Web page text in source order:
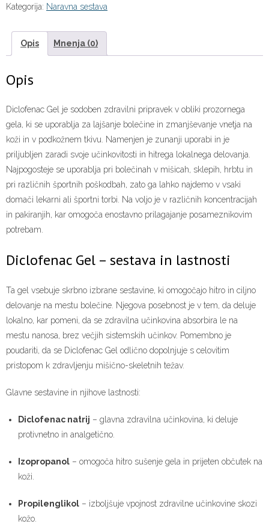
Kategorija: Naravna sestava
Opis Mnenja (0)
Opis
Diclofenac Gel je sodoben zdravilni pripravek v obliki prozornega
gela, ki se uporablja za lajšanje bolečine in zmanjševanje vnetja na
koži in v podkožnem tkivu. Namenjen je zunanji uporabi in je
priljubljen zaradi svoje učinkovitosti in hitrega lokalnega delovanja.
Najpogosteje se uporablja pri bolečinah v mišicah, sklepih, hrbtu in
pri različnih športnih poškodbah, zato ga lahko najdemo v vsaki
domači lekarni ali športni torbi. Na voljo je v različnih koncentracijah
in pakiranjih, kar omogoča enostavno prilagajanje posameznikovim
potrebam.
Diclofenac Gel – sestava in lastnosti
Ta gel vsebuje skrbno izbrane sestavine, ki omogočajo hitro in ciljno
delovanje na mestu bolečine. Njegova posebnost je v tem, da deluje
lokalno, kar pomeni, da se zdravilna učinkovina absorbira le na
mestu nanosa, brez večjih sistemskih učinkov. Pomembno je
poudariti, da se Diclofenac Gel odlično dopolnjuje s celovitim
pristopom k zdravljenju mišično-skeletnih težav.
Glavne sestavine in njihove lastnosti:
Diclofenac natrij – glavna zdravilna učinkovina, ki deluje
protivnetno in analgetično.
Izopropanol – omogoča hitro sušenje gela in prijeten občutek na
koži.
Propilenglikol – izboljšuje vpojnost zdravilne učinkovine skozi
kožo.